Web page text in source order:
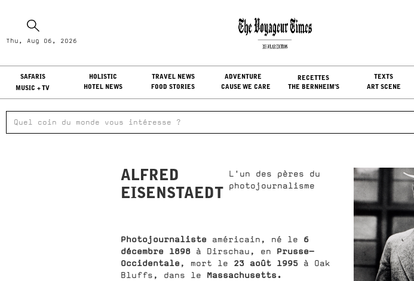
Thu, Aug 06, 2026
SAFARIS HOLISTIC TRAVEL NEWS ADVENTURE RECETTES TEXTS
MUSIC + TV
HOTEL NEWS FOOD STORIES CAUSE WE CARE THE BERNHEIM'S ART SCENE
Thu, Aug 06, 2026
LOG IN
ALFRED
EISENSTAEDT
L'un des pères du
photojournalisme
Photojournaliste américain, né le
6
décembre 1898
à Dirschau, en Prusse-
Occidentale, mort le 23 août 1995 à Oak
Bluffs, dans le Massachusetts.